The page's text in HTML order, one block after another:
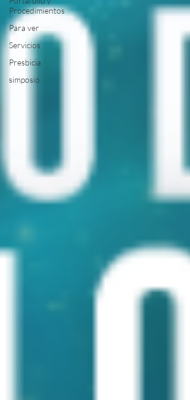
Procedimientos
Para ver
Servicios
Presbicia
simposio